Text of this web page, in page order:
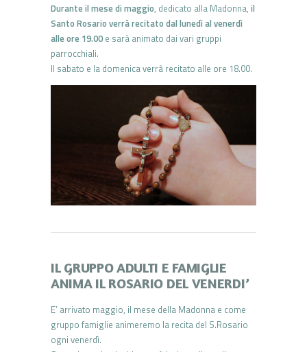
Durante il mese di maggio, dedicato alla Madonna, il
Santo Rosario verrà recitato dal lunedì al venerdì
alle ore 19.00 e sarà animato dai vari gruppi
parrocchiali.
Il sabato e la domenica verrà recitato alle ore 18.00.
IL GRUPPO ADULTI E FAMIGLIE
ANIMA IL ROSARIO DEL VENERDI’
E’ arrivato maggio, il mese della Madonna e come
gruppo famiglie animeremo la recita del S.Rosario
ogni venerdì.